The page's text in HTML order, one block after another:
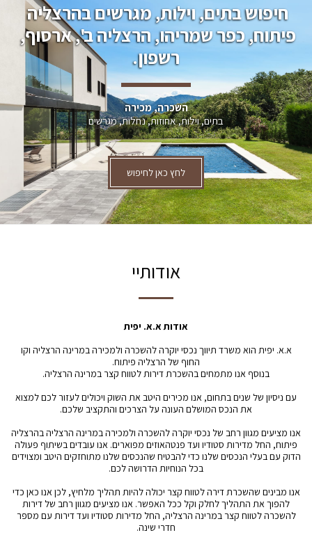
חיפוש בתים, וילות, מגרשים בהרצליה
פיתוח, כפר שמריהו, הרצליה ב', ארסוף,
רשפון.
השכרה, מכירה
בתים, וילות, אחוזות, נחלות, מגרשים
לחץ כאן לחיפוש
אודותיי
אודות א.א. יפית
א.א. יפית הוא משרד תיווך נכסי יוקרה להשכרה ולמכירה במרינה הרצליה וקו
החוף של הרצליה פיתוח.
בנוסף אנו מתמחים בהשכרת דירות לטווח קצר במרינה הרצליה.
עם ניסיון של שנים בתחום, אנו מכירים היטב את השוק ויכולים לעזור לכם למצוא
את הנכס המושלם העונה על הצרכים והתקציב שלכם.
אנו מציעים מגוון רחב של נכסי יוקרה להשכרה ולמכירה במרינה הרצליה בהרצליה
פיתוח, החל מדירות סטודיו ועד פנטהאוזים מפוארים. אנו עובדים בשיתוף פעולה
הדוק עם בעלי הנכסים שלנו כדי להבטיח שהנכסים שלנו מתוחזקים היטב ומצוידים
בכל הנוחיות הדרושה לכם.
אנו מבינים שהשכרת דירה לטווח קצר יכולה להיות תהליך מלחיץ, לכן אנו כאן כדי
להפוך את התהליך לחלק וקל ככל האפשר. אנו מציעים מגוון רחב של דירות
להשכרה לטווח קצר במרינה הרצליה, החל מדירות סטודיו ועד דירות עם מספר
חדרי שינה.